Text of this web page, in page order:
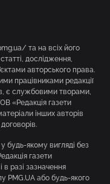
та на всіх його
дослідження,
авторського права.
працівниками редакції
є службовими творами,
«Редакція газети
інших авторів
будь-якому вигляді без
газети
разі зазначення
PMG.UA або будь-якого